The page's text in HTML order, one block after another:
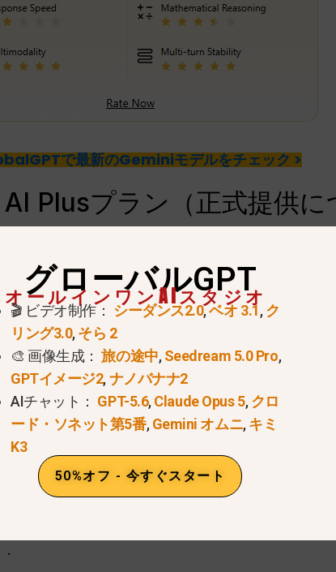
で最新のGeminiモデルをチェック >
Plusプラン（正式提供に
を正式に開始した。欧州のユーザーは、「AIプ
, これにより、パリからベルリンまでの家庭が
にアクセスできるようになる。.
されたのはいつですか？
2026年1月下旬
, EU加盟27カ国（フランス、ド
に展開される。.
は、Google Oneのウェブサイト、またはiOSと
アクセスすることで、今すぐ確認することができ
か？
カウントを持つユーザーであれば、誰でもすぐに
.
グローバルGPT
オールインワンAIスタジオ
🎬 ビデオ制作： シーダンス2.0,ベオ 3.1,ク
リング3.0,そら 2
🎨 画像生成：旅の途中,Seedream 5.0 Pro,
GPTイメージ2,ナノバナナ2
AIチャット： GPT-5.6,Claude Opus 5,クロ
ード・ソネット第5番,Gemini オムニ,キミ
K3
50%オフ - 今すぐスタート